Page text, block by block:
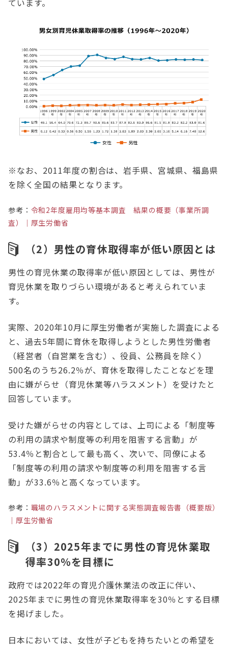
ています。
※なお、2011年度の割合は、岩手県、宮城県、福島県
を除く全国の結果となります。
参考： 令和2年度雇用均等基本調査 結果の概要（事業所調
査）｜厚生労働省
（2）男性の育休取得率が低い原因とは
男性の育児休業の取得率が低い原因としては、男性が
育児休業を取りづらい環境があると考えられていま
す。
実際、2020年10月に厚生労働者が実施した調査による
と、過去5年間に育休を取得しようとした男性労働者
（経営者（自営業を含む）、役員、公務員を除く）
500名のうち26.2％が、育休を取得したことなどを理
由に嫌がらせ（育児休業等ハラスメント）を受けたと
回答しています。
受けた嫌がらせの内容としては、上司による「制度等
の利用の請求や制度等の利用を阻害する言動」が
53.4％と割合として最も高く、次いで、同僚による
「制度等の利用の請求や制度等の利用を阻害する言
動」が33.6％と高くなっています。
参考： 職場のハラスメントに関する実態調査報告書（概要版）
｜厚生労働省
（3）2025年までに男性の育児休業取
得率30％を目標に
政府では2022年の育児介護休業法の改正に伴い、
2025年までに男性の育児休業取得率を30％とする目標
を掲げました。
日本においては、女性が子どもを持ちたいとの希望を